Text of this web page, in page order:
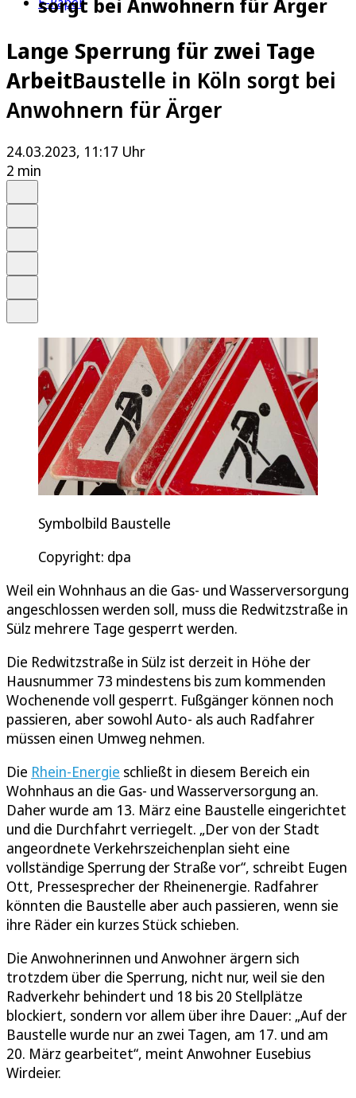
Lange Sperrung für zwei Tage
ArbeitBaustelle in Köln sorgt bei
Anwohnern für Ärger
24.03.2023, 11:17 Uhr
2 min
Symbolbild Baustelle
Copyright: dpa
Weil ein Wohnhaus an die Gas- und Wasserversorgung
angeschlossen werden soll, muss die Redwitzstraße in
Sülz mehrere Tage gesperrt werden.
Die Redwitzstraße in Sülz ist derzeit in Höhe der
Hausnummer 73 mindestens bis zum kommenden
Wochenende voll gesperrt. Fußgänger können noch
passieren, aber sowohl Auto- als auch Radfahrer
müssen einen Umweg nehmen.
Die Rhein-Energie schließt in diesem Bereich ein
Wohnhaus an die Gas- und Wasserversorgung an.
Daher wurde am 13. März eine Baustelle eingerichtet
und die Durchfahrt verriegelt. „Der von der Stadt
angeordnete Verkehrszeichenplan sieht eine
vollständige Sperrung der Straße vor“, schreibt Eugen
Ott, Pressesprecher der Rheinenergie. Radfahrer
könnten die Baustelle aber auch passieren, wenn sie
ihre Räder ein kurzes Stück schieben.
Die Anwohnerinnen und Anwohner ärgern sich
trotzdem über die Sperrung, nicht nur, weil sie den
Radverkehr behindert und 18 bis 20 Stellplätze
blockiert, sondern vor allem über ihre Dauer: „Auf der
Baustelle wurde nur an zwei Tagen, am 17. und am
20. März gearbeitet“, meint Anwohner Eusebius
Wirdeier.